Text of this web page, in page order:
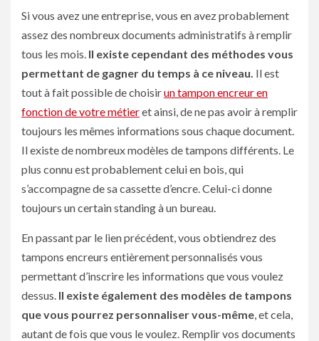
Si vous avez une entreprise, vous en avez probablement
assez des nombreux documents administratifs à remplir
tous les mois. Il existe cependant des méthodes vous
permettant de gagner du temps à ce niveau. Il est
tout à fait possible de choisirun tampon encreur en
fonction de votre métieret ainsi, de ne pas avoir à remplir
toujours les mêmes informations sous chaque document.
Il existe de nombreux modèles de tampons différents. Le
plus connu est probablement celui en bois, qui
s’accompagne de sa cassette d’encre. Celui-ci donne
toujours un certain standing à un bureau.
En passant par le lien précédent, vous obtiendrez des
tampons encreurs entièrement personnalisés vous
permettant d’inscrire les informations que vous voulez
dessus. Il existe également des modèles de tampons
que vous pourrez personnaliser vous-même, et cela,
autant de fois que vous le voulez. Remplir vos documents